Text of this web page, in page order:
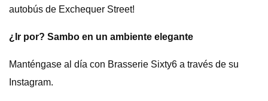
autobús de Exchequer Street!
¿Ir por? Sambo en un ambiente elegante
Manténgase al día con Brasserie Sixty6 a través de su
Instagram.